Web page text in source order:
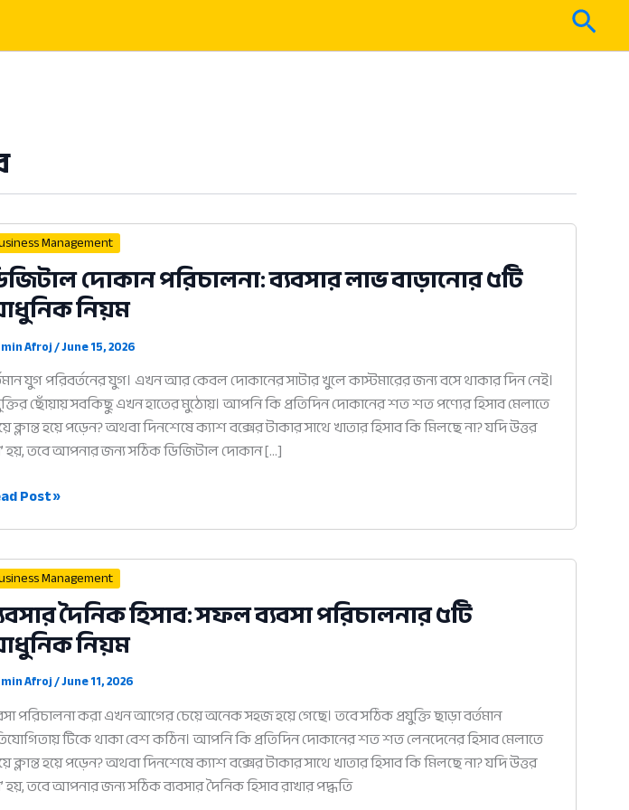
Management
দোকান পরিচালনা: ব্যবসার লাভ বাড়ানোর ৫টি
নিয়ম
Afroj/June 15, 2026
যুগ পরিবর্তনের যুগ। এখন আর কেবল দোকানের সাটার খুলে কাস্টমারের জন্য বসে থাকার দিন নেই।
ছোঁয়ায় সবকিছু এখন হাতের মুঠোয়। আপনি কি প্রতিদিন দোকানের শত শত পণ্যের হিসাব মেলাতে
ক্লান্ত হয়ে পড়েন? অথবা দিনশেষে ক্যাশ বক্সের টাকার সাথে খাতার হিসাব কি মিলছে না? যদি উত্তর
হয়, তবে আপনার জন্য সঠিক ডিজিটাল দোকান […]
Post »
Management
দৈনিক হিসাব: সফল ব্যবসা পরিচালনার ৫টি
নিয়ম
Afroj/June 11, 2026
পরিচালনা করা এখন আগের চেয়ে অনেক সহজ হয়ে গেছে। তবে সঠিক প্রযুক্তি ছাড়া বর্তমান
টিকে থাকা বেশ কঠিন। আপনি কি প্রতিদিন দোকানের শত শত লেনদেনের হিসাব মেলাতে
ক্লান্ত হয়ে পড়েন? অথবা দিনশেষে ক্যাশ বক্সের টাকার সাথে খাতার হিসাব কি মিলছে না? যদি উত্তর
হয়, তবে আপনার জন্য সঠিক ব্যবসার দৈনিক হিসাব রাখার পদ্ধতি